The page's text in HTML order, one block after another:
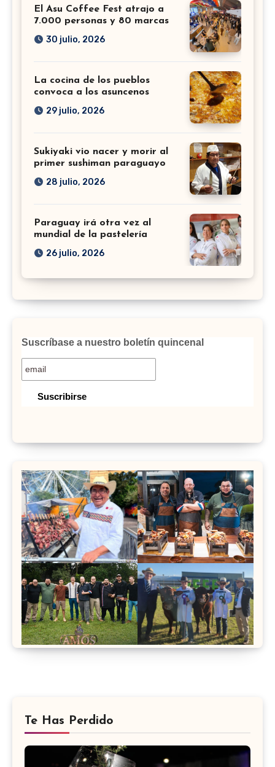
El Asu Coffee Fest atrajo a
7.000 personas y 80 marcas
30 julio, 2026
La cocina de los pueblos
convoca a los asuncenos
29 julio, 2026
Sukiyaki vio nacer y morir al
primer sushiman paraguayo
28 julio, 2026
Paraguay irá otra vez al
mundial de la pastelería
26 julio, 2026
Suscríbase a nuestro boletín quincenal
Te Has Perdido